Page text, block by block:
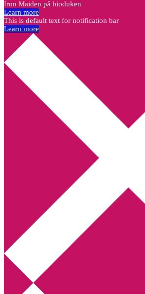
Iron Maiden på bioduken
Learn more
This is default text for notification bar
Learn more